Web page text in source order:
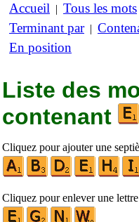
Accueil | Tous les mots
Terminant par|
En position
Liste des
contenant
Cliquez pour ajouter une
Cliquez pour enlever une lettre